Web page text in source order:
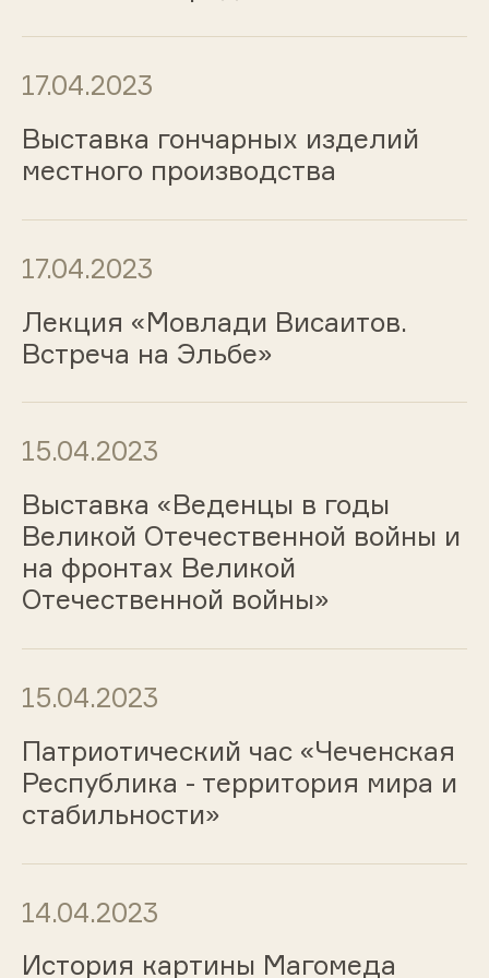
17.04.2023
Выставка гончарных изделий
местного производства
17.04.2023
Лекция «Мовлади Висаитов.
Встреча на Эльбе»
15.04.2023
Выставка «Веденцы в годы
Великой Отечественной войны и
на фронтах Великой
Отечественной войны»
15.04.2023
Патриотический час «Чеченская
Республика - территория мира и
стабильности»
14.04.2023
История картины Магомеда